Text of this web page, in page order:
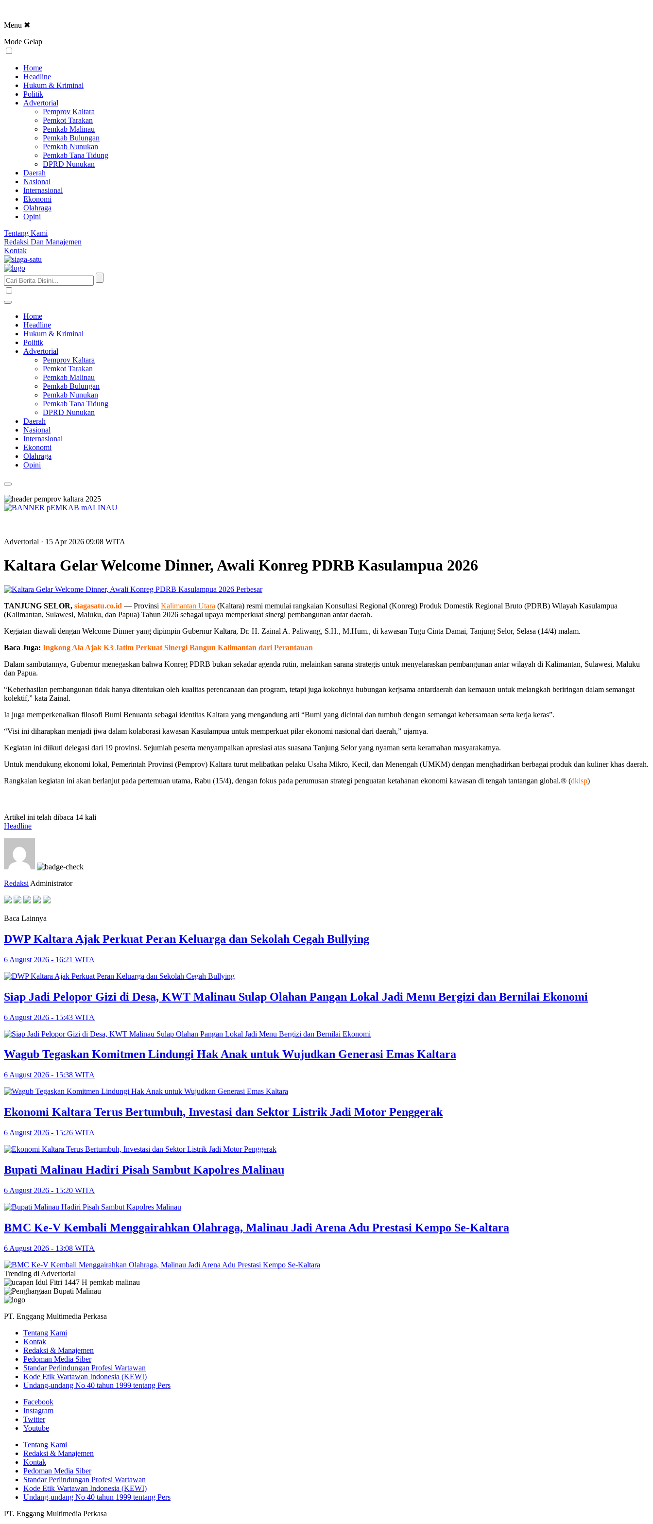
Menu ✖
Mode Gelap
Home
Headline
Hukum & Kriminal
Politik
Advertorial
Pemprov Kaltara
Pemkot Tarakan
Pemkab Malinau
Pemkab Bulungan
Pemkab Nunukan
Pemkab Tana Tidung
DPRD Nunukan
Daerah
Nasional
Internasional
Ekonomi
Olahraga
Opini
Tentang Kami
Redaksi Dan Manajemen
Kontak
Home
Headline
Hukum & Kriminal
Politik
Advertorial
Pemprov Kaltara
Pemkot Tarakan
Pemkab Malinau
Pemkab Bulungan
Pemkab Nunukan
Pemkab Tana Tidung
DPRD Nunukan
Daerah
Nasional
Internasional
Ekonomi
Olahraga
Opini
Advertorial · 15 Apr 2026 09:08 WITA
Kaltara Gelar Welcome Dinner, Awali Konreg PDRB Kasulampua 2026
Perbesar
TANJUNG SELOR, siagasatu.co.id — Provinsi Kalimantan Utara (Kaltara) resmi memulai rangkaian Konsultasi Regional (Konreg) Produk Domestik Regional Bruto (PDRB) Wilayah Kasulampua
(Kalimantan, Sulawesi, Maluku, dan Papua) Tahun 2026 sebagai upaya memperkuat sinergi pembangunan antar daerah.
Kegiatan diawali dengan Welcome Dinner yang dipimpin Gubernur Kaltara, Dr. H. Zainal A. Paliwang, S.H., M.Hum., di kawasan Tugu Cinta Damai, Tanjung Selor, Selasa (14/4) malam.
Baca Juga: Ingkong Ala Ajak K3 Jatim Perkuat Sinergi Bangun Kalimantan dari Perantauan
Dalam sambutannya, Gubernur menegaskan bahwa Konreg PDRB bukan sekadar agenda rutin, melainkan sarana strategis untuk menyelaraskan pembangunan antar wilayah di Kalimantan, Sulawesi, Maluku
dan Papua.
“Keberhasilan pembangunan tidak hanya ditentukan oleh kualitas perencanaan dan program, tetapi juga kokohnya hubungan kerjsama antardaerah dan kemauan untuk melangkah beriringan dalam semangat
kolektif,” kata Zainal.
Ia juga memperkenalkan filosofi Bumi Benuanta sebagai identitas Kaltara yang mengandung arti “Bumi yang dicintai dan tumbuh dengan semangat kebersamaan serta kerja keras”.
“Visi ini diharapkan menjadi jiwa dalam kolaborasi kawasan Kasulampua untuk memperkuat pilar ekonomi nasional dari daerah,” ujarnya.
Kegiatan ini diikuti delegasi dari 19 provinsi. Sejumlah peserta menyampaikan apresiasi atas suasana Tanjung Selor yang nyaman serta keramahan masyarakatnya.
Untuk mendukung ekonomi lokal, Pemerintah Provinsi (Pemprov) Kaltara turut melibatkan pelaku Usaha Mikro, Kecil, dan Menengah (UMKM) dengan menghadirkan berbagai produk dan kuliner khas daerah.
Rangkaian kegiatan ini akan berlanjut pada pertemuan utama, Rabu (15/4), dengan fokus pada perumusan strategi penguatan ketahanan ekonomi kawasan di tengah tantangan global.® (dkisp)
Artikel ini telah dibaca 14 kali
Headline
Redaksi Administrator
Baca Lainnya
DWP Kaltara Ajak Perkuat Peran Keluarga dan Sekolah Cegah Bullying
6 August 2026 - 16:21 WITA
Siap Jadi Pelopor Gizi di Desa, KWT Malinau Sulap Olahan Pangan Lokal Jadi Menu Bergizi dan Bernilai Ekonomi
6 August 2026 - 15:43 WITA
Wagub Tegaskan Komitmen Lindungi Hak Anak untuk Wujudkan Generasi Emas Kaltara
6 August 2026 - 15:38 WITA
Ekonomi Kaltara Terus Bertumbuh, Investasi dan Sektor Listrik Jadi Motor Penggerak
6 August 2026 - 15:26 WITA
Bupati Malinau Hadiri Pisah Sambut Kapolres Malinau
6 August 2026 - 15:20 WITA
BMC Ke-V Kembali Menggairahkan Olahraga, Malinau Jadi Arena Adu Prestasi Kempo Se-Kaltara
6 August 2026 - 13:08 WITA
Trending di Advertorial
PT. Enggang Multimedia Perkasa
Tentang Kami
Kontak
Redaksi & Manajemen
Pedoman Media Siber
Standar Perlindungan Profesi Wartawan
Kode Etik Wartawan Indonesia (KEWI)
Undang-undang No 40 tahun 1999 tentang Pers
Facebook
Instagram
Twitter
Youtube
Tentang Kami
Redaksi & Manajemen
Kontak
Pedoman Media Siber
Standar Perlindungan Profesi Wartawan
Kode Etik Wartawan Indonesia (KEWI)
Undang-undang No 40 tahun 1999 tentang Pers
PT. Enggang Multimedia Perkasa